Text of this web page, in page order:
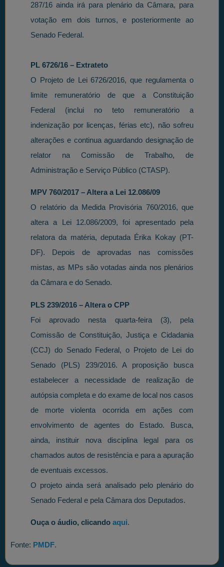
287/16 ainda irá para plenário da Câmara, para
votação em dois turnos, e posteriormente ao
Senado Federal.
PL 6726/16 – Extrateto
O Projeto de Lei 6726/2016, que regulamenta o
limite remuneratório de que a Constituição
Federal (inclui no teto remuneratório a
indenização por licenças, férias etc), não sofreu
alterações e continua aguardando designação de
relator na Comissão de Trabalho, de
Administração e Serviço Público (CTASP).
MPV 760/2017 – Altera a Lei 12.086/09
O relatório da Medida Provisória 760/2016, que
altera a Lei 12.086/2009, foi apresentado pela
relatora da matéria, deputada Érika Kokay (PT-
DF). Depois de aprovadas nas comissões
mistas, as MPs são votadas ainda nos plenários
da Câmara e do Senado.
PLS 239/2016 – Altera o CPP
Foi aprovado nesta quarta-feira (3), pela
Comissão de Constituição, Justiça e Cidadania
(CCJ) do Senado Federal, o Projeto de Lei do
Senado (PLS) 239/2016. A proposição busca
estabelecer a necessidade de realização de
autópsia completa e do exame de local nos casos
de morte violenta ocorrida em ações com
envolvimento de agentes do Estado. Busca,
ainda, instituir nova disciplina legal para os
chamados autos de resistência e para a apuração
de eventuais excessos.
O projeto ainda será analisado pelo plenário do
Senado Federal e pela Câmara dos Deputados.
Ouça o áudio, clicando aqui.
Fonte: PMDF.